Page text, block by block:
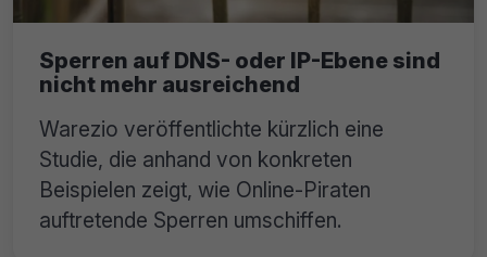
Sperren auf DNS- oder IP-Ebene sind
nicht mehr ausreichend
Warezio veröffentlichte kürzlich eine
Studie, die anhand von konkreten
Beispielen zeigt, wie Online-Piraten
auftretende Sperren umschiffen.